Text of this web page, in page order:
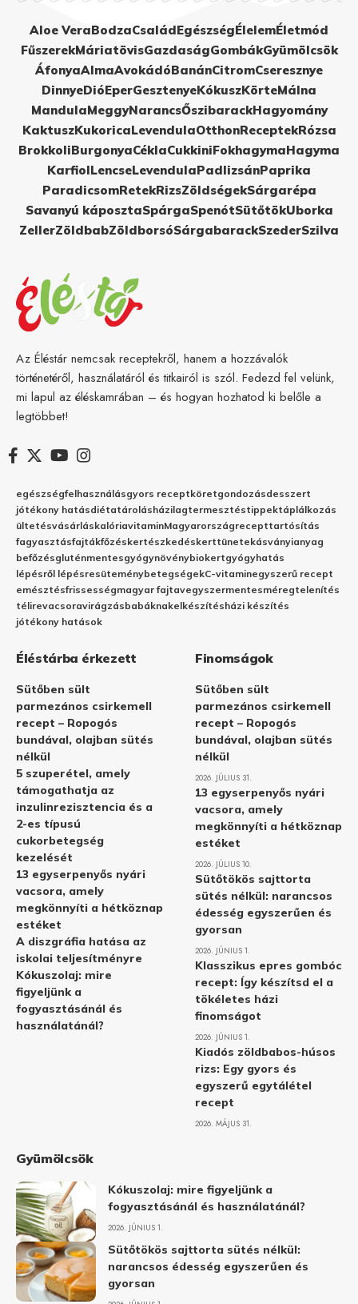
Aloe VeraBodzaCsaládEgészségÉlelemÉletmód
FűszerekMáriatövisGazdaságGombákGyümölcsök
ÁfonyaAlmaAvokádóBanánCitromCseresznye
DinnyeDióEperGesztenyeKókuszKörteMálna
MandulaMeggyNarancsŐszibarackHagyomány
KaktuszKukoricaLevendulaOtthonReceptekRózsa
BrokkoliBurgonyaCéklaCukkiniFokhagymaHagyma
KarfiolLencseLevendulaPadlizsánPaprika
ParadicsomRetekRizsZöldségekSárgarépa
Savanyú káposztaSpárgaSpenótSütőtökUborka
ZellerZöldbabZöldborsóSárgabarackSzederSzilva
Az Éléstár nemcsak receptekről, hanem a hozzávalók
történetéről, használatáról és titkairól is szól. Fedezd fel velünk,
mi lapul az éléskamrában – és hogyan hozhatod ki belőle a
legtöbbet!
egészségfelhasználásgyors receptköretgondozásdesszert
jótékony hatásdiétatárolásházilagtermesztéstippektáplálkozás
ültetésvásárláskalóriavitaminMagyarországrecepttartósítás
fagyasztásfajtákfőzéskertészkedéskerttünetekásványianyag
befőzésgluténmentesgyógynövénybiokertgyógyhatás
lépésről lépésresüteménybetegségekC-vitaminegyszerű recept
emésztésfrissességmagyar fajtavegyszermentesméregtelenítés
télirevacsoravirágzásbabáknakelkészítésházi készítés
jótékony hatások
Éléstárba érkezett
Sütőben sült
parmezános csirkemell
recept – Ropogós
bundával, olajban sütés
nélkül
5 szuperétel, amely
támogathatja az
inzulinrezisztencia és a
2-es típusú
cukorbetegség
kezelését
13 egyserpenyős nyári
vacsora, amely
megkönnyíti a hétköznap
estéket
A diszgráfia hatása az
iskolai teljesítményre
Kókuszolaj: mire
figyeljünk a
fogyasztásánál és
használatánál?
Finomságok
Sütőben sült
parmezános csirkemell
recept – Ropogós
bundával, olajban sütés
nélkül
2026. JÚLIUS 31.
13 egyserpenyős nyári
vacsora, amely
megkönnyíti a hétköznap
estéket
2026. JÚLIUS 10.
Sütőtökös sajttorta
sütés nélkül: narancsos
édesség egyszerűen és
gyorsan
2026. JÚNIUS 1.
Klasszikus epres gombóc
recept: Így készítsd el a
tökéletes házi
finomságot
2026. JÚNIUS 1.
Kiadós zöldbabos-húsos
rizs: Egy gyors és
egyszerű egytálétel
recept
2026. MÁJUS 31.
Gyümölcsök
Kókuszolaj: mire figyeljünk a
fogyasztásánál és használatánál?
2026. JÚNIUS 1.
Sütőtökös sajttorta sütés nélkül:
narancsos édesség egyszerűen és
gyorsan